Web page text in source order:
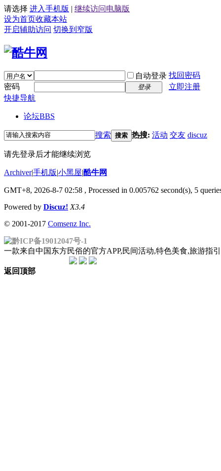
请选择 进入手机版 | 继续访问电脑版
设为首页收藏本站
开启辅助访问 切换到窄版
自动登录 找回密码
密码
登录
立即注册
快捷导航
论坛BBS
搜索 搜索 热搜: 活动 交友 discuz
请先登录后才能继续浏览
Archiver|手机版|小黑屋|酷牛网
GMT+8, 2026-8-7 02:58 , Processed in 0.005762 second(s), 5
Powered by Discuz! X3.4
© 2001-2017 Comsenz Inc.
黔ICP备19012047号-1
一款来自中国东方民俗的官方APP,民间活动,特色美食,旅游
返回顶部